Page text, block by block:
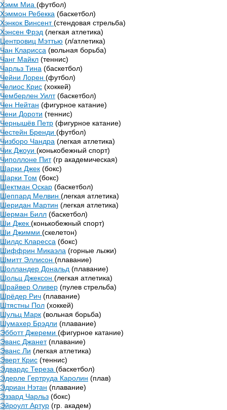
Хэмм Миа (футбол)
Хэммон Ребекка (баскетбол)
Хэнкок Винсент(стендовая стрельба)
Хэнсен Фрэд (легкая атлетика)
Центровиц Мэттью (л/атлетика)
Чан Кларисса (вольная борьба)
Чанг Майкл (теннис)
Чарльз Тина (баскетбол)
Чейни Лорен (футбол)
Челиос Крис (хоккей)
Чемберлен Уилт(баскетбол)
Чен Нейтан (фигурное катание)
Чени Дороти (теннис)
Чернышёв Петр (фигурное катание)
Честейн Бренди (футбол)
Чизборо Чандра (легкая атлетика)
Чик Джоуи (конькобежный спорт)
Чиполлоне Пит(гр академическая)
Шарки Джек (бокс)
Шарки Том (бокс)
Шектман Оскар (баскетбол)
Шеппард Мелвин (легкая атлетика)
Шеридан Мартин (легкая атлетика)
Шерман Билл (баскетбол)
Ши Джек (конькобежный спорт)
Ши Джимми (скелетон)
Шилдс Кларесса (бокс)
Шиффрин Микаэла (горные лыжи)
Шмитт Эллисон (плавание)
Шолландер Дональд (плавание)
Шольц Джексон (легкая атлетика)
Шрайвер Оливер (пулев стрельба)
Шрёдер Рич (плавание)
Штястны Пол (хоккей)
Шульц Марк (вольная борьба)
Шумахер Брэдли (плавание)
Эбботт Джереми (фигурное катание)
Эванс Джанет(плавание)
Эванс Ли (легкая атлетика)
Эверт Крис (теннис)
Эдвардс Тереза (баскетбол)
Эдерле Гертруда Каролин (плав)
Эдриан Нэтан (плавание)
Эззард Чарльз (бокс)
Эйроулт Артур (гр. академ)